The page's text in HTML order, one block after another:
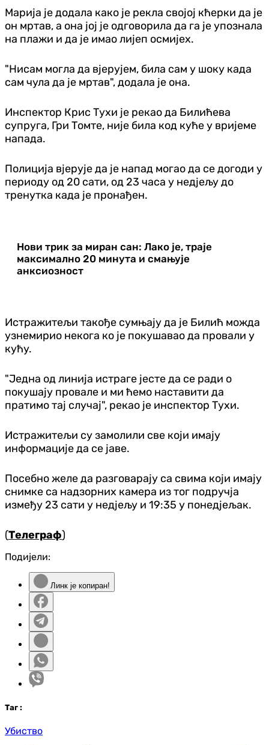
Марија је додала како је рекла својој кћерки да је
он мртав, а она јој је одговорила да га је упознала
на плажи и да је имао лијеп осмијех.
"Нисам могла да вјерујем, била сам у шоку када
сам чула да је мртав", додала је она.
Инспектор Крис Тухи је рекао да Билићева
супруга, Гри Томте, није била код куће у вријеме
напада.
Полиција вјерује да је напад могао да се догоди у
периоду од 20 сати, од 23 часа у недјељу до
тренутка када је пронађен.
Нови трик за миран сан: Лако је, траје
максимално 20 минута и смањује
анксиозност
Истражитељи такође сумњају да је Билић можда
узнемирио некога ко је покушавао да провали у
кућу.
"Једна од линија истраге јесте да се ради о
покушају провале и ми ћемо наставити да
пратимо тај случај", рекао је инспектор Тухи.
Истражитељи су замолили све који имају
информације да се јаве.
Посебно желе да разговарају са свима који имају
снимке са надзорних камера из тог подручја
између 23 сати у недјељу и 19:35 у понедјељак.
(Телеграф)
Подијели:
Линк је копиран!
Таг :
Убиство